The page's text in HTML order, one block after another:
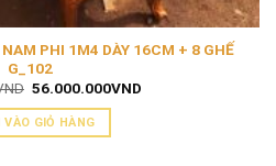
PHI 1M4 DÀY 16CM + 8 GHẾ
G_102
Giá
là:
59.200.000VND.
56.000.000VND
VÀO GIỎ HÀNG